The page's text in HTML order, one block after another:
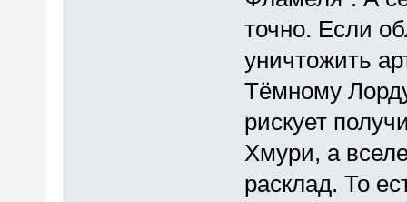
точно. Если
уничтожить
Тёмному
рискует
Хмури, а
расклад. То